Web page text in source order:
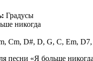
Градусы
никогда
Cm, D#, D, G, C, Em,
песни «Я больше